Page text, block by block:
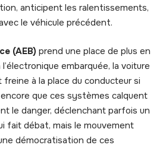
anticipent les ralentissements,
le véhicule précédent.
(AEB) prend une place de plus en
embarquée, la voiture
à la place du conducteur si
que ces systèmes calquent
le danger, déclenchant parfois un
fait débat, mais le mouvement
démocratisation de ces